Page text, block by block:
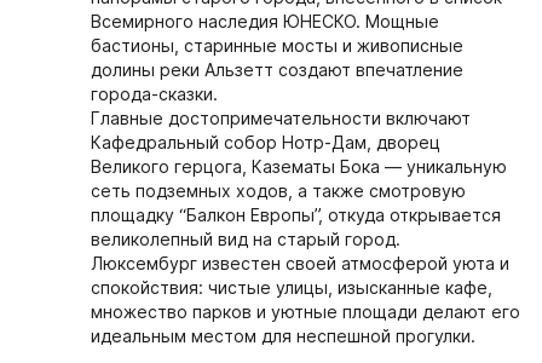
Всемирного наследия ЮНЕСКО. Мощные
бастионы, старинные мосты и живописные
долины реки Альзетт создают впечатление
города-сказки.
Главные достопримечательности включают
Кафедральный собор Нотр-Дам, дворец
Великого герцога, Казематы Бока — уникальную
сеть подземных ходов, а также смотровую
площадку “Балкон Европы”, откуда открывается
великолепный вид на старый город.
Люксембург известен своей атмосферой уюта и
спокойствия: чистые улицы, изысканные кафе,
множество парков и уютные площади делают его
идеальным местом для неспешной прогулки.